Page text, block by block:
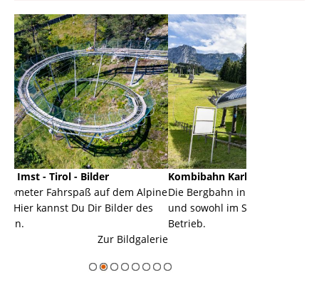
auf dem Alpine
Bilder des
Kombibahn Karkogel - Abtenau - Salzburg
Die Bergbahn in Abtenau ist eine Kombibahn
und sowohl im Sommer als auch im Winter in